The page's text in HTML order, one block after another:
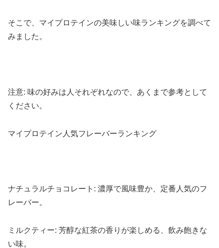
そこで、マイプロテインの美味しい味ランキングを調べて
みました。
注意: 味の好みは人それぞれなので、あくまで参考として
ください。
マイプロテイン人気フレーバーランキング
ナチュラルチョコレート: 濃厚で風味豊か、定番人気のフ
レーバー。
ミルクティー: 芳醇な紅茶の香りが楽しめる、飲み飽きな
い味。